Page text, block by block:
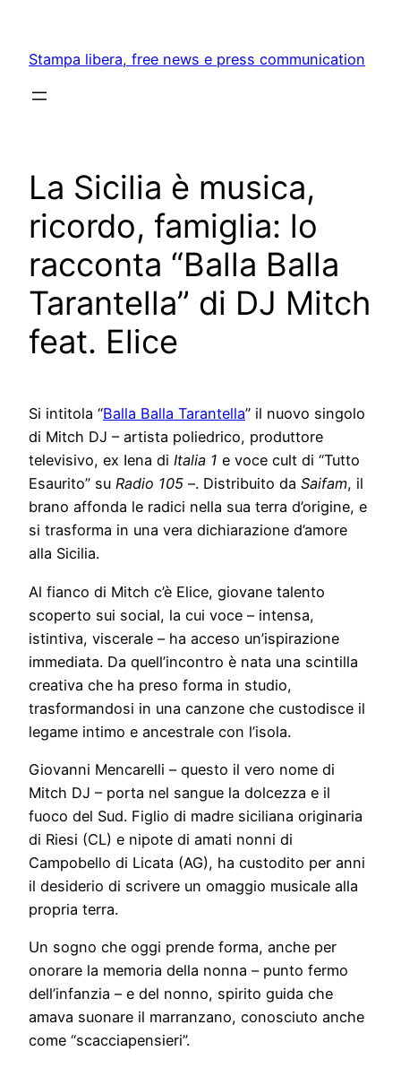
content
Stampa libera, free news e press communication
La Sicilia è musica,
ricordo, famiglia: lo
racconta “Balla Balla
Tarantella” di DJ Mitch
feat. Elice
Si intitola “Balla Balla Tarantella” il nuovo singolo
di Mitch DJ – artista poliedrico, produttore
televisivo, ex Iena di Italia 1 e voce cult di “Tutto
Esaurito” su Radio 105 –. Distribuito da Saifam, il
brano affonda le radici nella sua terra d’origine, e
si trasforma in una vera dichiarazione d’amore
alla Sicilia.
Al fianco di Mitch c’è Elice, giovane talento
scoperto sui social, la cui voce – intensa,
istintiva, viscerale – ha acceso un’ispirazione
immediata. Da quell’incontro è nata una scintilla
creativa che ha preso forma in studio,
trasformandosi in una canzone che custodisce il
legame intimo e ancestrale con l’isola.
Giovanni Mencarelli – questo il vero nome di
Mitch DJ – porta nel sangue la dolcezza e il
fuoco del Sud. Figlio di madre siciliana originaria
di Riesi (CL) e nipote di amati nonni di
Campobello di Licata (AG), ha custodito per anni
il desiderio di scrivere un omaggio musicale alla
propria terra.
Un sogno che oggi prende forma, anche per
onorare la memoria della nonna – punto fermo
dell’infanzia – e del nonno, spirito guida che
amava suonare il marranzano, conosciuto anche
come “scacciapensieri”.